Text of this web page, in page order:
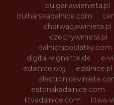
bulgariawienieta.pl
bulharskadalnice.com
chorwacjawinieta.pl
czechywinieta.pl
dalnicnipoplatky.com
digital-vignette.de
e-
edalnice.org
edalnice.pl
estonskadalnice.com
litvadalnice.com
litwa-